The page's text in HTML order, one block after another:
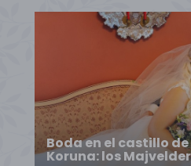
Boda en el castillo
Koruna: los Majvelder